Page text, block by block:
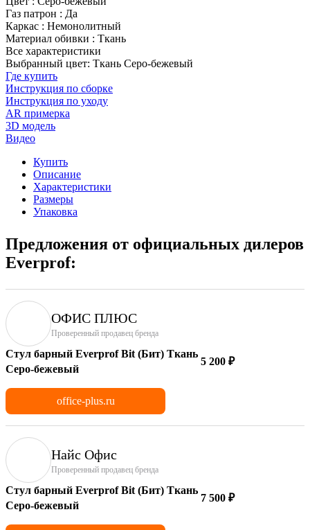
Газ патрон : Да
Каркас : Немонолитный
Материал обивки : Ткань
Все характеристики
Выбранный цвет: Ткань Серо-бежевый
Где купить
Инструкция по сборке
Инструкция по уходу
AR примерка
3D модель
Видео
Купить
Описание
Характеристики
Размеры
Упаковка
Предложения от официальных дилеров
Everprof:
ОФИС ПЛЮС
Проверенный продавец бренда
Стул барный Everprof Bit (Бит) Ткань
Серо-бежевый
5 200 ₽
office-plus.ru
Найс Офис
Проверенный продавец бренда
Стул барный Everprof Bit (Бит) Ткань
Серо-бежевый
7 500 ₽